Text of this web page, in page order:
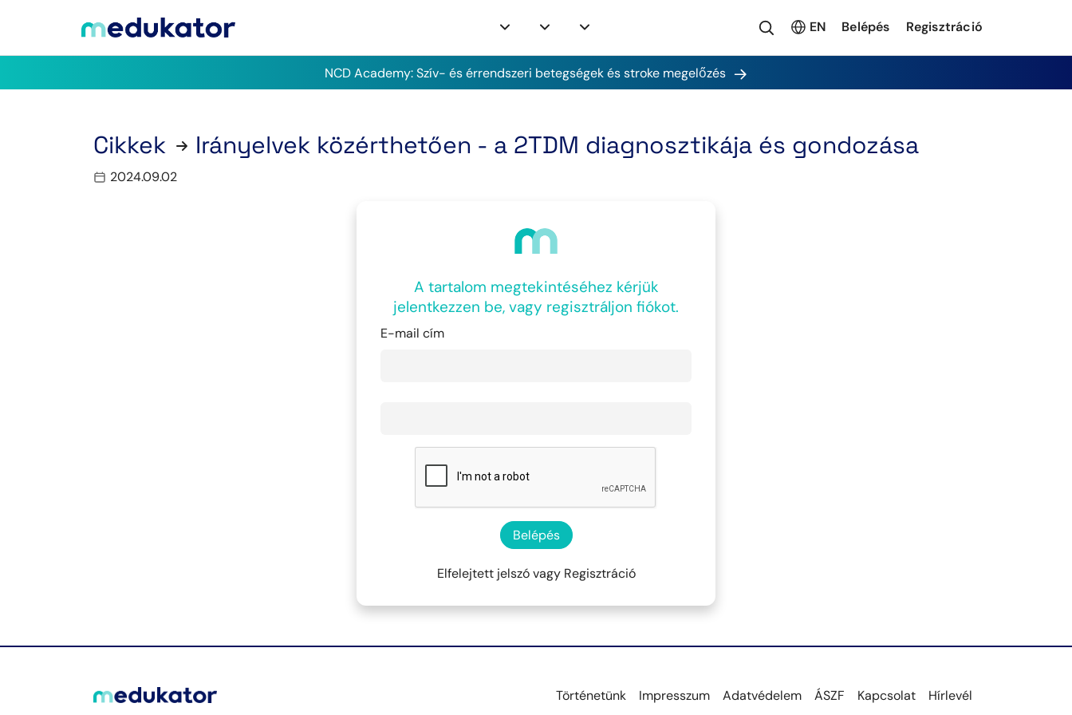
NCD Academy: Szív- és érrendszeri betegségek és stroke megelőzés
EN Belépés Regisztráció
Cikkek Irányelvek közérthetően - a 2TDM diagnosztikája és gondozása
2024.09.02
A tartalom megtekintéséhez kérjük
jelentkezzen be, vagy regisztráljon fiókot.
E-mail cím
Belépés
Elfelejtett jelszóvagy Regisztráció
Történetünk Impresszum Adatvédelem ÁSZF Kapcsolat Hírlevél